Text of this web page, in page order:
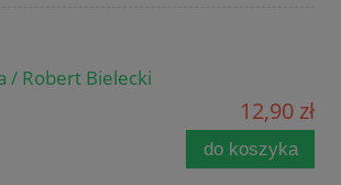
/ Robert Bielecki
12,90 zł
do koszyka